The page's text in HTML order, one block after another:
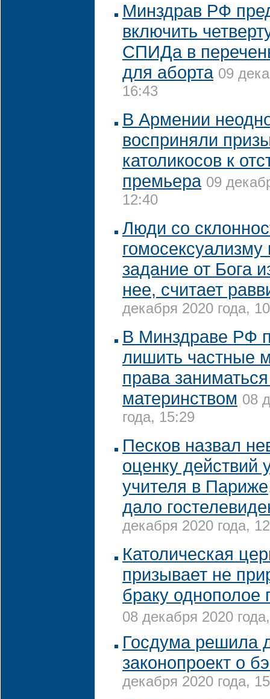
Минздрав РФ
включить
СПИДа в
для аборта 09
16:43
В Армении
восприняли
католикосов к
премьера 09
12:40
Люди со
гомосексуализму
задание от Бога
нее, считает
декабря 2020 года,
В Минздраве РФ
лишить частные
права
материнством 08
года, 15:29
Песков назвал
оценку действий
учителя в
дало
декабря 2020 года,
Католическая
призывает не
браку однополое
08 декабря 2020
Госдума решила
законопроект о
декабря 2020 года,